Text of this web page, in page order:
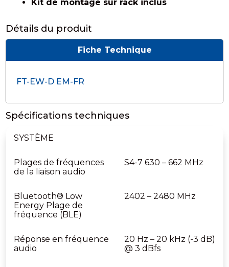
Kit de montage sur rack inclus
Détails du produit
Fiche Technique
FT-EW-D EM-FR
Spécifications techniques
SYSTÈME
Plages de fréquences
de la liaison audio
S4-7 630 – 662 MHz
Bluetooth® Low
Energy Plage de
fréquence (BLE)
2402 – 2480 MHz
Réponse en fréquence
audio
20 Hz – 20 kHz (-3 dB)
@ 3 dBfs